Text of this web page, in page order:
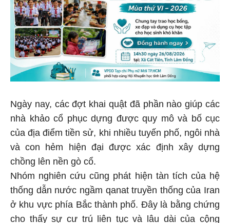
Ngày nay, các đợt khai quật đã phần nào giúp các
nhà khảo cổ phục dựng được quy mô và bố cục
của địa điểm tiền sử, khi nhiều tuyến phố, ngôi nhà
và con hẻm hiện đại được xác định xây dựng
chồng lên nền gò cổ.
Nhóm nghiên cứu cũng phát hiện tàn tích của hệ
thống dẫn nước ngầm qanat truyền thống của Iran
ở khu vực phía Bắc thành phố. Đây là bằng chứng
cho thấy sự cư trú liên tục và lâu dài của cộng